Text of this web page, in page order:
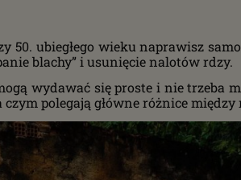
50. ubiegłego wieku naprawisz
blachy” i usunięcie nalotów rdzy.
wydawać się proste i nie trzeba
polegają główne różnice